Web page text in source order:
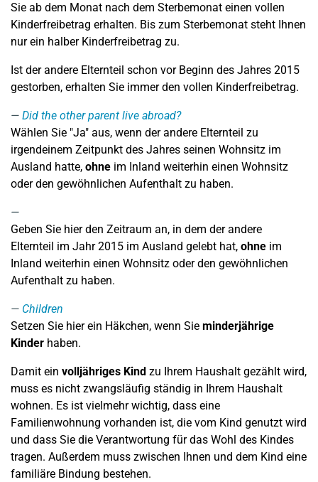
Sie ab dem Monat nach dem Sterbemonat einen vollen
Kinderfreibetrag erhalten. Bis zum Sterbemonat steht Ihnen
nur ein halber Kinderfreibetrag zu.
Ist der andere Elternteil schon vor Beginn des Jahres 2015
gestorben, erhalten Sie immer den vollen Kinderfreibetrag.
Did the other parent live abroad?
Wählen Sie "Ja" aus, wenn der andere Elternteil zu
irgendeinem Zeitpunkt des Jahres seinen Wohnsitz im
Ausland hatte, ohne im Inland weiterhin einen Wohnsitz
oder den gewöhnlichen Aufenthalt zu haben.
Geben Sie hier den Zeitraum an, in dem der andere
Elternteil im Jahr 2015 im Ausland gelebt hat, ohne im
Inland weiterhin einen Wohnsitz oder den gewöhnlichen
Aufenthalt zu haben.
Children
Setzen Sie hier ein Häkchen, wenn Sie minderjährige
Kinder haben.
Damit ein volljähriges Kind zu Ihrem Haushalt gezählt wird,
muss es nicht zwangsläufig ständig in Ihrem Haushalt
wohnen. Es ist vielmehr wichtig, dass eine
Familienwohnung vorhanden ist, die vom Kind genutzt wird
und dass Sie die Verantwortung für das Wohl des Kindes
tragen. Außerdem muss zwischen Ihnen und dem Kind eine
familiäre Bindung bestehen.